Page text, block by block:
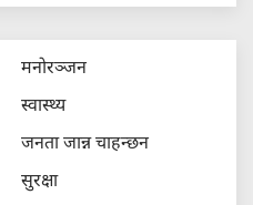
मनोरञ्जन
स्वास्थ्य
जनता जान्न चाहन्छन
सुरक्षा